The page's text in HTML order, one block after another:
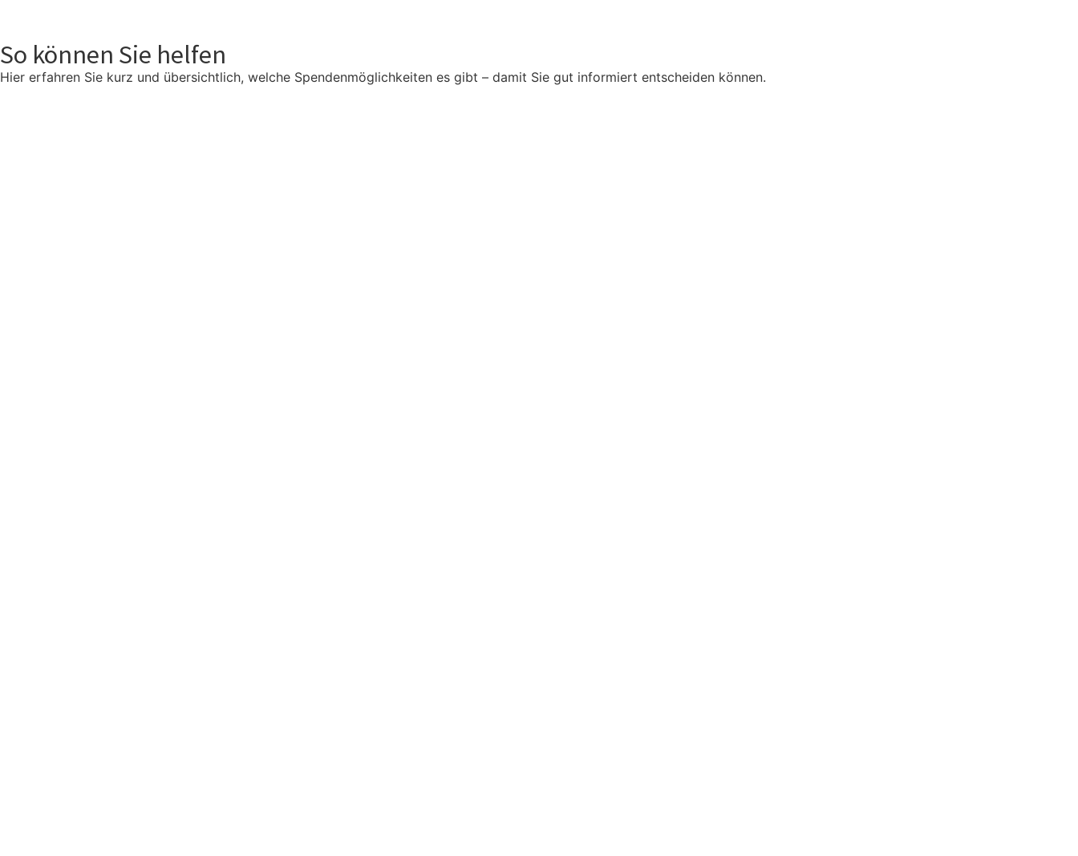
So können Sie helfen
Hier erfahren Sie kurz und übersichtlich, welche Spendenmöglichkeiten es gibt – damit Sie gut informiert entscheiden können.